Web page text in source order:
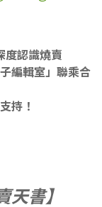
認識燒賣
編輯室」聯乘合
持！
天書】